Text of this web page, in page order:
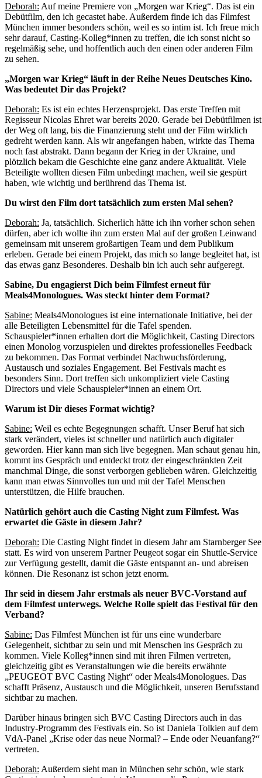
Deborah: Auf meine Premiere von „Morgen war Krieg“. Das ist ein
Debütfilm, den ich gecastet habe. Außerdem finde ich das Filmfest
München immer besonders schön, weil es so intim ist. Ich freue mich
sehr darauf, Casting-Kolleg*innen zu treffen, die ich sonst nicht so
regelmäßig sehe, und hoffentlich auch den einen oder anderen Film
zu sehen.
„Morgen war Krieg“ läuft in der Reihe Neues Deutsches Kino.
Was bedeutet Dir das Projekt?
Deborah: Es ist ein echtes Herzensprojekt. Das erste Treffen mit
Regisseur Nicolas Ehret war bereits 2020. Gerade bei Debütfilmen ist
der Weg oft lang, bis die Finanzierung steht und der Film wirklich
gedreht werden kann. Als wir angefangen haben, wirkte das Thema
noch fast abstrakt. Dann begann der Krieg in der Ukraine, und
plötzlich bekam die Geschichte eine ganz andere Aktualität. Viele
Beteiligte wollten diesen Film unbedingt machen, weil sie gespürt
haben, wie wichtig und berührend das Thema ist.
Du wirst den Film dort tatsächlich zum ersten Mal sehen?
Deborah: Ja, tatsächlich. Sicherlich hätte ich ihn vorher schon sehen
dürfen, aber ich wollte ihn zum ersten Mal auf der großen Leinwand
gemeinsam mit unserem großartigen Team und dem Publikum
erleben. Gerade bei einem Projekt, das mich so lange begleitet hat, ist
das etwas ganz Besonderes. Deshalb bin ich auch sehr aufgeregt.
Sabine, Du engagierst Dich beim Filmfest erneut für
Meals4Monologues. Was steckt hinter dem Format?
Sabine: Meals4Monologues ist eine internationale Initiative, bei der
alle Beteiligten Lebensmittel für die Tafel spenden.
Schauspieler*innen erhalten dort die Möglichkeit, Casting Directors
einen Monolog vorzuspielen und direktes professionelles Feedback
zu bekommen. Das Format verbindet Nachwuchsförderung,
Austausch und soziales Engagement. Bei Festivals macht es
besonders Sinn. Dort treffen sich unkompliziert viele Casting
Directors und viele Schauspieler*innen an einem Ort.
Warum ist Dir dieses Format wichtig?
Sabine: Weil es echte Begegnungen schafft. Unser Beruf hat sich
stark verändert, vieles ist schneller und natürlich auch digitaler
geworden. Hier kann man sich live begegnen. Man schaut genau hin,
kommt ins Gespräch und entdeckt trotz der eingeschränkten Zeit
manchmal Dinge, die sonst verborgen geblieben wären. Gleichzeitig
kann man etwas Sinnvolles tun und mit der Tafel Menschen
unterstützen, die Hilfe brauchen.
Natürlich gehört auch die Casting Night zum Filmfest. Was
erwartet die Gäste in diesem Jahr?
Deborah: Die Casting Night findet in diesem Jahr am Starnberger See
statt. Es wird von unserem Partner Peugeot sogar ein Shuttle-Service
zur Verfügung gestellt, damit die Gäste entspannt an- und abreisen
können. Die Resonanz ist schon jetzt enorm.
Ihr seid in diesem Jahr erstmals als neuer BVC-Vorstand auf
dem Filmfest unterwegs. Welche Rolle spielt das Festival für den
Verband?
Sabine: Das Filmfest München ist für uns eine wunderbare
Gelegenheit, sichtbar zu sein und mit Menschen ins Gespräch zu
kommen. Viele Kolleg*innen sind mit ihren Filmen vertreten,
gleichzeitig gibt es Veranstaltungen wie die bereits erwähnte
„PEUGEOT BVC Casting Night“ oder Meals4Monologues. Das
schafft Präsenz, Austausch und die Möglichkeit, unseren Berufsstand
sichtbar zu machen.
Darüber hinaus bringen sich BVC Casting Directors auch in das
Industry-Programm des Festivals ein. So ist Daniela Tolkien auf dem
VdA-Panel „Krise oder das neue Normal? – Ende oder Neuanfang?“
vertreten.
Deborah: Außerdem sieht man in München sehr schön, wie stark